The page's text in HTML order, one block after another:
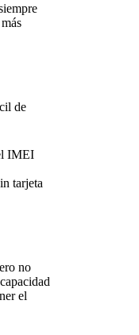
de
IMEI
tarjeta
no
el